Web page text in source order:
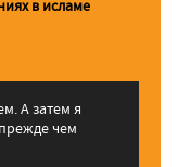
в исламе
А затем я
чем